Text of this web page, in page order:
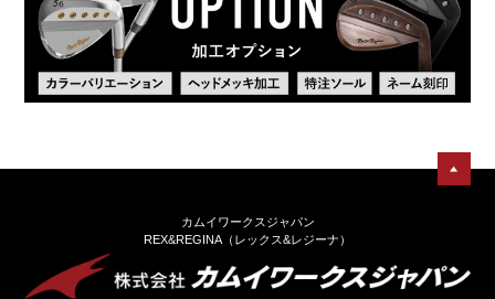
カムイワークスジャパン
REX&REGINA（レックス&レジーナ）